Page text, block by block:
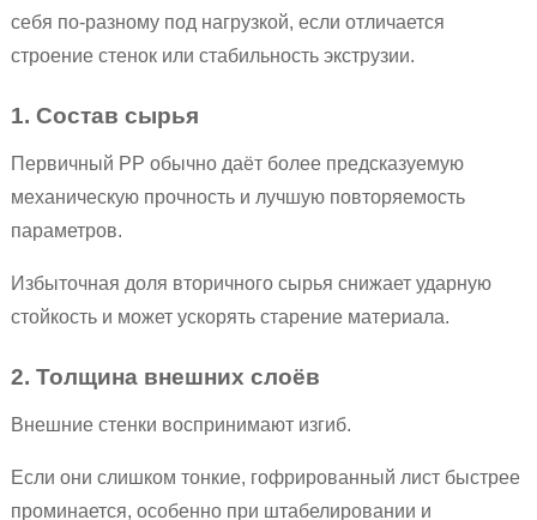
себя по-разному под нагрузкой, если отличается
строение стенок или стабильность экструзии.
1. Состав сырья
Первичный PP обычно даёт более предсказуемую
механическую прочность и лучшую повторяемость
параметров.
Избыточная доля вторичного сырья снижает ударную
стойкость и может ускорять старение материала.
2. Толщина внешних слоёв
Внешние стенки воспринимают изгиб.
Если они слишком тонкие, гофрированный лист быстрее
проминается, особенно при штабелировании и